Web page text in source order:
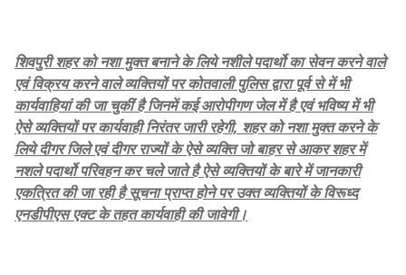
शिवपुरी शहर को नशा मुक्त बनाने के लिये नशीले पदार्थो का सेवन करने वाले
एवं विक्रय करने वाले व्यक्तियों पर कोतवाली पुलिस द्वारा पूर्व से में भी
कार्यवाहियां की जा चुकीं है जिनमें कई आरोपीगण जेल में है एवं भविष्य में भी
ऐसे व्यक्तियों पर कार्यवाही निरंतर जारी रहेगी, शहर को नशा मुक्त करने के
लिये दीगर जिले एवं दीगर राज्यों के ऐसे व्यक्ति जो बाहर से आकर शहर में
नशले पदार्थो परिवहन कर चले जाते है ऐसे व्यक्तियों के बारे में जानकारी
एकत्रित की जा रही है सूचना प्राप्त होने पर उक्त व्यक्तियों के विरूध्द
एनडीपीएस एक्ट के तहत कार्यवाही की जावेगी।